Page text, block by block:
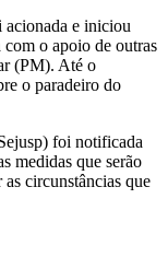
acionada e iniciou
com o apoio de outras
(PM). Até o
o paradeiro do
foi notificada
medidas que serão
circunstâncias que